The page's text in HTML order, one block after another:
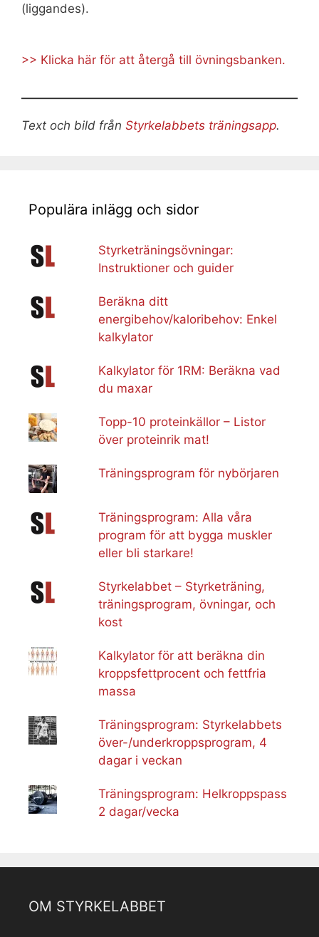
(liggandes).
>> Klicka här för att återgå till övningsbanken.
Text och bild från Styrkelabbets träningsapp.
Populära inlägg och sidor
Styrketräningsövningar:
Instruktioner och guider
Beräkna ditt
energibehov/kaloribehov: Enkel
kalkylator
Kalkylator för 1RM: Beräkna vad
du maxar
Topp-10 proteinkällor – Listor
över proteinrik mat!
Träningsprogram för nybörjaren
Träningsprogram: Alla våra
program för att bygga muskler
eller bli starkare!
Styrkelabbet – Styrketräning,
träningsprogram, övningar, och
kost
Kalkylator för att beräkna din
kroppsfettprocent och fettfria
massa
Träningsprogram: Styrkelabbets
över-/underkroppsprogram, 4
dagar i veckan
Träningsprogram: Helkroppspass
2 dagar/vecka
OM STYRKELABBET